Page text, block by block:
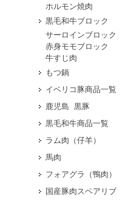
ホルモン焼肉
黒毛和牛ブロック
サーロインブロック
赤身モモブロック
牛すじ肉
もつ鍋
イベリコ豚商品一覧
鹿児島 黒豚
黒毛和牛商品一覧
ラム肉（仔羊）
馬肉
フォアグラ（鴨肉）
国産豚肉スペアリブ